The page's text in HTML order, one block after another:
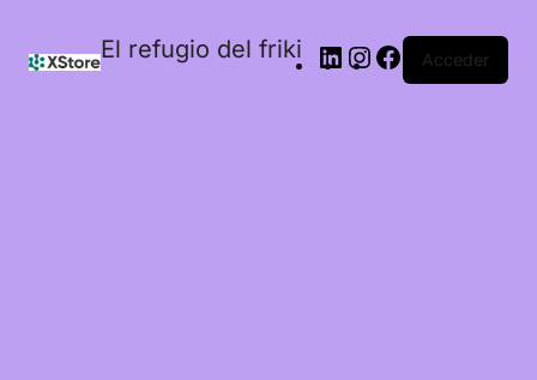
El refugio del friki Acceder